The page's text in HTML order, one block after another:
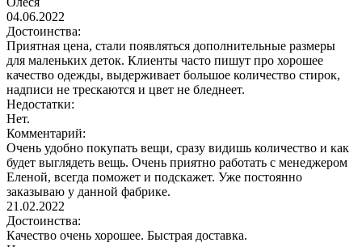
04.06.2022
Достоинства:
Приятная цена, стали появляться дополнительные размеры
для маленьких деток. Клиенты часто пишут про хорошее
качество одежды, выдерживает большое количество стирок,
надписи не трескаются и цвет не бледнеет.
Недостатки:
Нет.
Комментарий:
Очень удобно покупать вещи, сразу видишь количество и как
будет выглядеть вещь. Очень приятно работать с менеджером
Еленой, всегда поможет и подскажет. Уже постоянно
заказываю у данной фабрике.
21.02.2022
Достоинства:
Качество очень хорошее. Быстрая доставка.